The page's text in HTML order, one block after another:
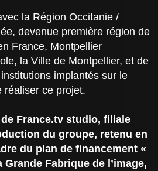
la Région Occitanie /
devenue première région de
France, Montpellier
la Ville de Montpellier, et de
implantés sur le
réaliser ce projet.
France.tv studio, filiale
du groupe, retenu en
du plan de financement «
Grande Fabrique de l’image,